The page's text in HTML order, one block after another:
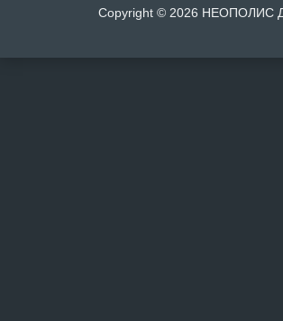
Copyright © 2026 НЕОПОЛИС